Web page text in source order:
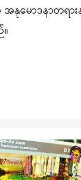
ာဒနာတရား